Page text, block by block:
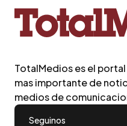
TotalMedios es el
mas importante de
medios de
Seguinos